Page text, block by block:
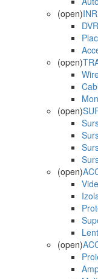
(open)
(open)
(open)
(open)
(open)